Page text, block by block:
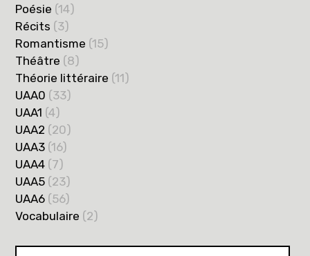
Poésie (14)
Récits (3)
Romantisme (15)
Théâtre (8)
Théorie littéraire (11)
UAA0 (33)
UAA1 (4)
UAA2 (20)
UAA3 (16)
UAA4 (7)
UAA5 (23)
UAA6 (56)
Vocabulaire (2)